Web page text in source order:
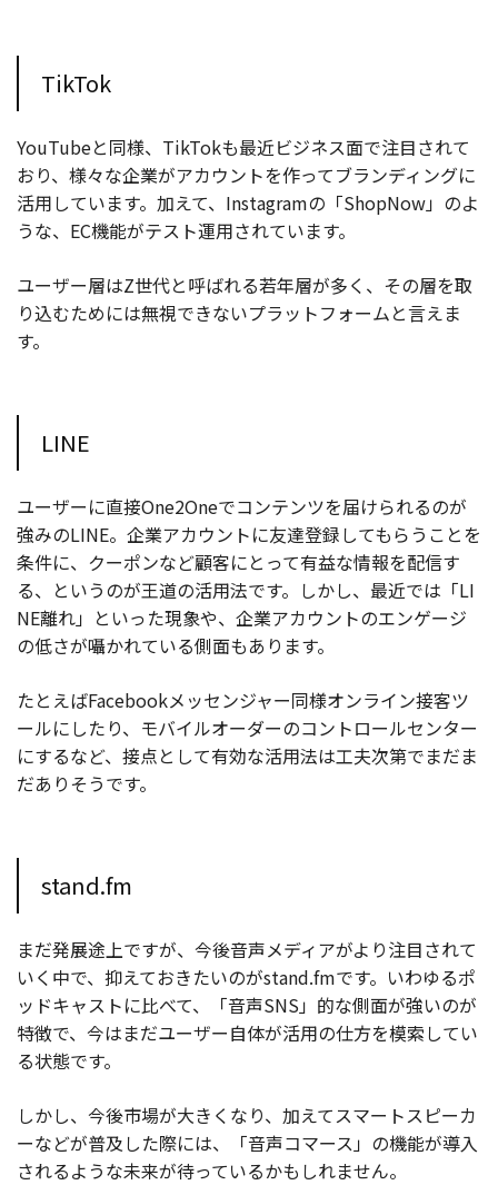
TikTok
YouTubeと同様、TikTokも最近ビジネス面で注目されて
おり、様々な企業がアカウントを作ってブランディングに
活用しています。加えて、Instagramの「ShopNow」のよ
うな、EC機能がテスト運用されています。
ユーザー層はZ世代と呼ばれる若年層が多く、その層を取
り込むためには無視できないプラットフォームと言えま
す。
LINE
ユーザーに直接One2Oneでコンテンツを届けられるのが
強みのLINE。企業アカウントに友達登録してもらうことを
条件に、クーポンなど顧客にとって有益な情報を配信す
る、というのが王道の活用法です。しかし、最近では「LI
NE離れ」といった現象や、企業アカウントのエンゲージ
の低さが囁かれている側面もあります。
たとえばFacebookメッセンジャー同様オンライン接客ツ
ールにしたり、モバイルオーダーのコントロールセンター
にするなど、接点として有効な活用法は工夫次第でまだま
だありそうです。
stand.fm
まだ発展途上ですが、今後音声メディアがより注目されて
いく中で、抑えておきたいのがstand.fmです。いわゆるポ
ッドキャストに比べて、「音声SNS」的な側面が強いのが
特徴で、今はまだユーザー自体が活用の仕方を模索してい
る状態です。
しかし、今後市場が大きくなり、加えてスマートスピーカ
ーなどが普及した際には、「音声コマース」の機能が導入
されるような未来が待っているかもしれません。